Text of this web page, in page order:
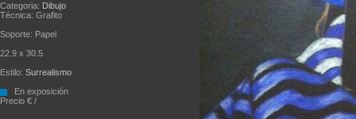
Categoria: Dibujo
Técnica: Grafito
Soporte: Papel
22.9 x 30.5
Estilo: Surrealismo
En exposición
Precio € /